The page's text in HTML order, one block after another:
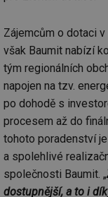
Zájemcům o dotaci
však Baumit nabízí
tým regionálních
napojen na tzv.
po dohodě s
procesem až do
tohoto poradenství
a spolehlivé
společnosti Baumit. „
dostupnější, a to i